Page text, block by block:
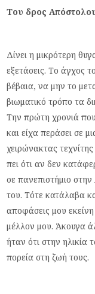
Του δρος
Δίνει η μικρότερη
εξετάσεις. Το άγχος
βέβαια, να μην το
βιωματικό τρόπο τα
Την πρώτη χρονιά
και είχα περάσει σε
χειρώνακτας
πει ότι αν δεν
σε πανεπιστήμιο
του. Τότε κατάλαβα
αποφάσεις μου
μέλλον μου. Άκουγα
ήταν ότι στην
πορεία στη ζωή τους.